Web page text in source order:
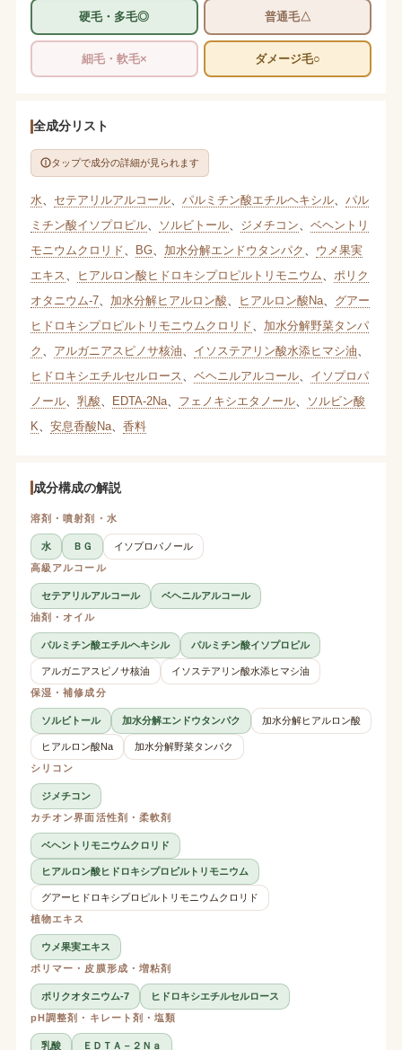
硬毛・多毛◎ 普通毛△
細毛・軟毛× ダメージ毛○
全成分リスト
タップで成分の詳細が見られます
水 セテアリルアルコール、 パルミチン酸エチルヘキシル、 パル
ミチン酸イソプロピル、 ソルビトール、 ジメチコン
ベヘントリ
モニウムクロリド
BG、 加水分解エンドウタンパク
ウメ果実
エキス
ヒアルロン酸ヒドロキシプロピルトリモニウム
ポリク
オタニウム-7、 加水分解ヒアルロン酸 ヒアルロン酸Na、 グアー
ヒドロキシプロピルトリモニウムクロリド
加水分解野菜タンパ
ク
アルガニアスピノサ核油 イソステアリン酸水添ヒマシ油
ヒドロキシエチルセルロース
ベヘニルアルコール、 イソプロパ
ノール、 乳酸 EDTA-2Na、 フェノキシエタノール、
ソルビン酸
K
安息香酸Na、 香料
成分構成の解説
溶剤・噴射剤・水
水 ＢＧ
イソプロパノール
高級アルコール
セテアリルアルコール
ベヘニルアルコール
油剤・オイル
パルミチン酸エチルヘキシル パルミチン酸イソプロピル
アルガニアスピノサ核油
イソステアリン酸水添ヒマシ油
保湿・補修成分
ソルビトール 加水分解エンドウタンパク 加水分解ヒアルロン酸
ヒアルロン酸Na
加水分解野菜タンパク
シリコン
ジメチコン
カチオン界面活性剤・柔軟剤
ベヘントリモニウムクロリド
ヒアルロン酸ヒドロキシプロピルトリモニウム
グアーヒドロキシプロピルトリモニウムクロリド
植物エキス
ウメ果実エキス
ポリマー・皮膜形成・増粘剤
ポリクオタニウム-7
ヒドロキシエチルセルロース
pH調整剤・キレート剤・塩類
乳酸
ＥＤＴＡ－２Ｎａ